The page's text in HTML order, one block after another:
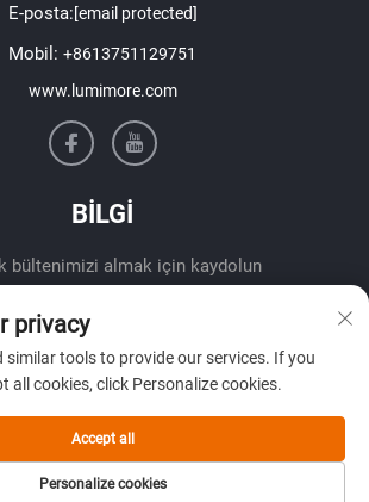
E-posta:[email protected]
Mobil: +8613751129751
www.lumimore.com
BİLGİ
bültenimizi almak için kaydolun
Gönder
privacy
similar tools to provide our services. If you
all cookies, click Personalize cookies.
Personalize cookies
Accept all